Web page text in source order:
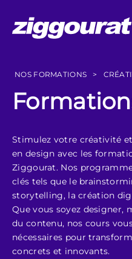
NOS FORMATIONS >
Stimulez votre créativité
en design avec les
Ziggourat. Nos
clés tels que le
storytelling, la création
Que vous soyez designer,
du contenu, nos cours
nécessaires pour
concrets et innovants.